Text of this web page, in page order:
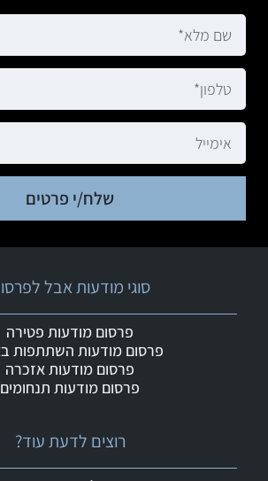
שלח/י פרטים
רוצים לדעת עוד?
סוגי מודעות אבל
פרסום מודעות פטירה
פרסום מודעות השתתפות
פרסום מודעות אזכרה
פרסום מודעות תנחומים